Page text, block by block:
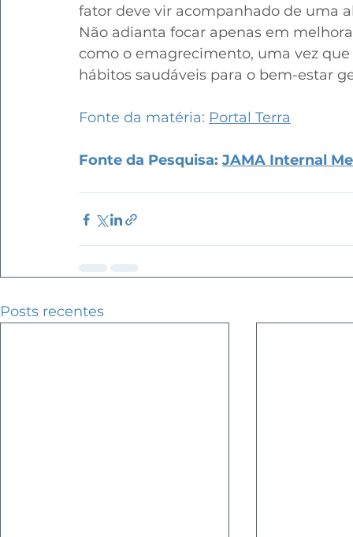
fator deve vir acompanhado de uma
Não adianta focar apenas em
como o emagrecimento, uma vez
hábitos saudáveis para o bem-estar
Fonte da matéria: Portal Terra
Fonte da Pesquisa: JAMA Internal
Posts recentes